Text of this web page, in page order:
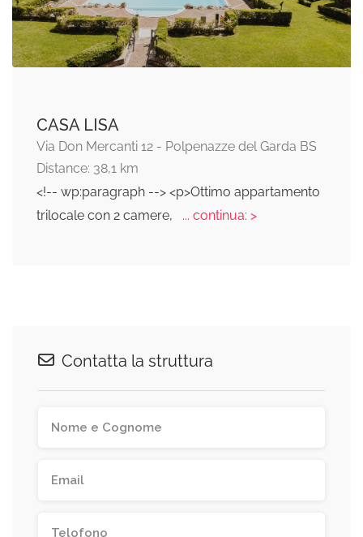
CASA LISA
Via Don Mercanti 12 - Polpenazze del Garda BS
Distance: 38,1 km
<!-- wp:paragraph --> <p>Ottimo appartamento
trilocale con 2 camere,
... continua: >
Contatta la struttura